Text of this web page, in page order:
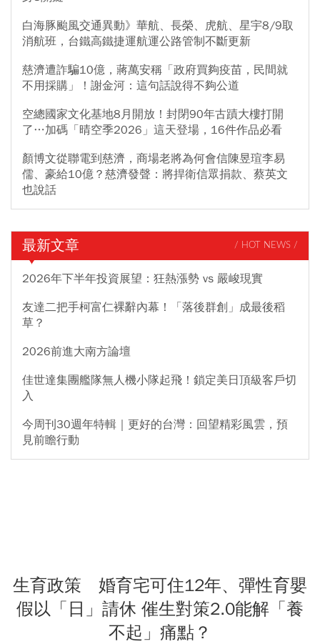
白海豚颱風交通異動》華航、長榮、虎航、星宇8/9取
消航班，台鐵高鐵捷運航運公路管制不斷更新
慈濟遭詐騙10億，蔣萬安稱「政府買夠疫苗，民間就
不用採購」！謝金河：這句話說得不夠公道
空總國家文化基地8月開放！封閉90年古蹟大樓打開
了…加碼「晴空季2026」這天登場，16件作品必看
顏博文從聯電到慈濟，商場老將為何會信陳昱瑄李易
儒、豪給10億？慈濟發聲：將捍衛信眾捐款、蔡英文
也說話
最新文章 / HOT NEWS /
2026年下半年投資展望：狂熱漲勢 vs 嚴峻現實
友達二把手柯富仁裸辭內幕！「落後群創」成最後稻
草？
2026前進大南方論壇
佳世達集團艦隊無人機小隊起飛！鎖定美日頂級客戶切
入
今周刊30週年特輯｜更好的台灣：回望精彩風雲，預
見前瞻行動
生育政策 婚育宅可住12年、彈性育嬰
假以「日」請休 催生對策2.0能解「養
不起」痛點？